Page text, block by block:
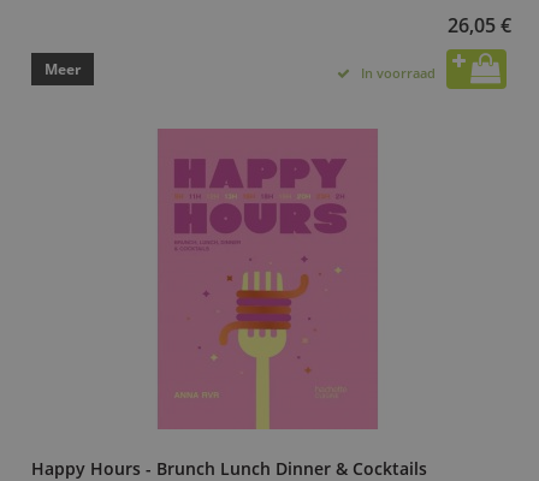
26,05 €
Meer In voorraad
Happy Hours - Brunch Lunch Dinner & Cocktails